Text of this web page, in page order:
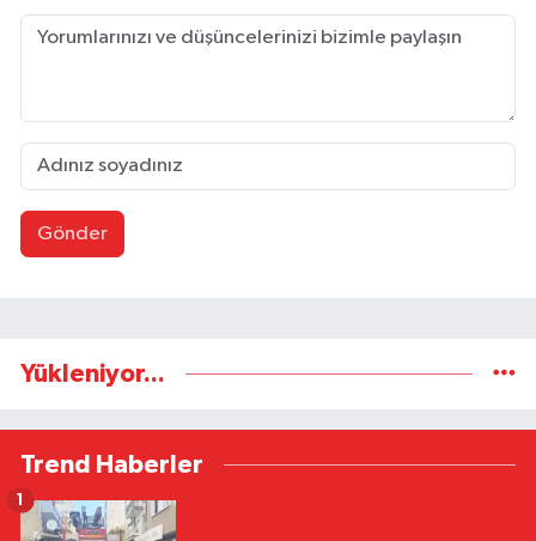
Gönder
Yükleniyor...
Trend Haberler
1